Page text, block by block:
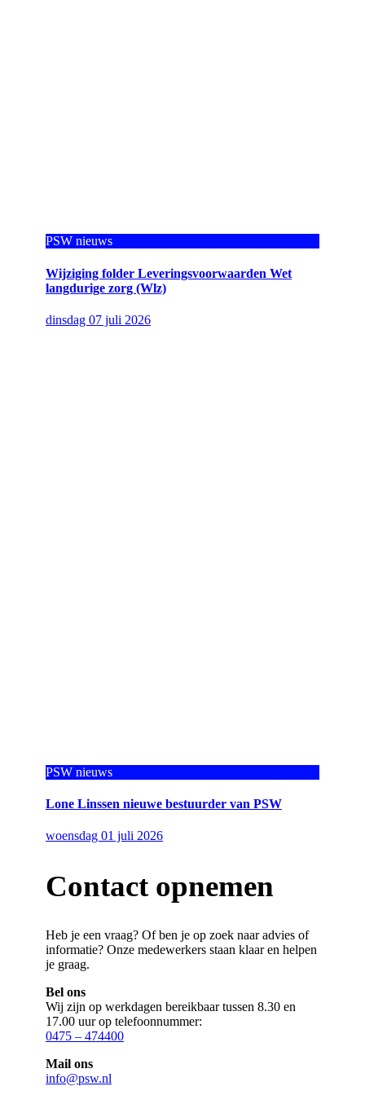
PSW nieuws
Wijziging folder Leveringsvoorwaarden Wet
langdurige zorg (Wlz)
dinsdag 07 juli 2026
PSW nieuws
Lone Linssen nieuwe bestuurder van PSW
woensdag 01 juli 2026
Contact opnemen
Heb je een vraag? Of ben je op zoek naar advies of
informatie? Onze medewerkers staan klaar en helpen
je graag.
Bel ons
Wij zijn op werkdagen bereikbaar tussen 8.30 en
17.00 uur op telefoonnummer:
0475 – 474400
Mail ons
info@psw.nl